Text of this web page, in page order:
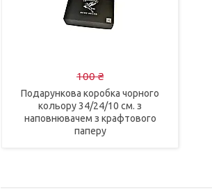
100 ₴
Подарункова коробка чорного
кольору 34/24/10 см. з
наповнювачем з крафтового
паперу